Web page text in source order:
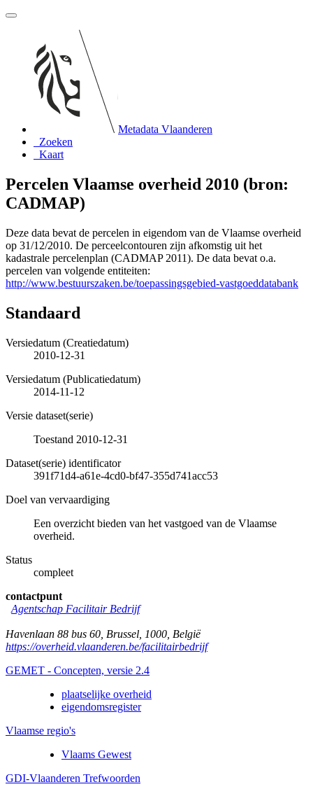
Metadata Vlaanderen
Zoeken
Kaart
Percelen Vlaamse overheid 2010 (bron:
CADMAP)
Deze data bevat de percelen in eigendom van de Vlaamse overheid
op 31/12/2010. De perceelcontouren zijn afkomstig uit het
kadastrale percelenplan (CADMAP 2011). De data bevat o.a.
percelen van volgende entiteiten:
http://www.bestuurszaken.be/toepassingsgebied-vastgoeddatabank
Standaard
Versiedatum (Creatiedatum)
2010-12-31
Versiedatum (Publicatiedatum)
2014-11-12
Versie dataset(serie)
Toestand 2010-12-31
Dataset(serie) identificator
391f71d4-a61e-4cd0-bf47-355d741acc53
Doel van vervaardiging
Een overzicht bieden van het vastgoed van de Vlaamse
overheid.
Status
compleet
contactpunt
Agentschap Facilitair Bedrijf
Havenlaan 88 bus 60 Brussel 1000 België
https://overheid.vlaanderen.be/facilitairbedrijf
GEMET - Concepten, versie 2.4
plaatselijke overheid
eigendomsregister
Vlaamse regio's
Vlaams Gewest
GDI-Vlaanderen Trefwoorden